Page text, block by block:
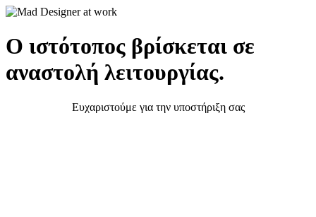
Ο ιστότοπος βρίσκεται σε
αναστολή λειτουργίας.
Ευχαριστούμε για την υποστήριξη σας